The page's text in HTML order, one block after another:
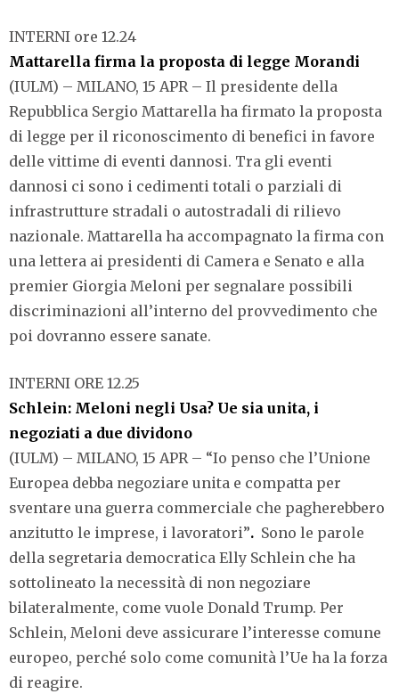
INTERNI ore 12.24
Mattarella firma la proposta di legge Morandi
(IULM) – MILANO, 15 APR – Il presidente della
Repubblica Sergio Mattarella ha firmato la proposta
di legge per il riconoscimento di benefici in favore
delle vittime di eventi dannosi. Tra gli eventi
dannosi ci sono i cedimenti totali o parziali di
infrastrutture stradali o autostradali di rilievo
nazionale. Mattarella ha accompagnato la firma con
una lettera ai presidenti di Camera e Senato e alla
premier Giorgia Meloni per segnalare possibili
discriminazioni all’interno del provvedimento che
poi dovranno essere sanate.
INTERNI ORE 12.25
Schlein: Meloni negli Usa? Ue sia unita, i
negoziati a due dividono
(IULM) – MILANO, 15 APR – “Io penso che l’Unione
Europea debba negoziare unita e compatta per
sventare una guerra commerciale che pagherebbero
anzitutto le imprese, i lavoratori”. Sono le parole
della segretaria democratica Elly Schlein che ha
sottolineato la necessità di non negoziare
bilateralmente, come vuole Donald Trump. Per
Schlein, Meloni deve assicurare l’interesse comune
europeo, perché solo come comunità l’Ue ha la forza
di reagire.